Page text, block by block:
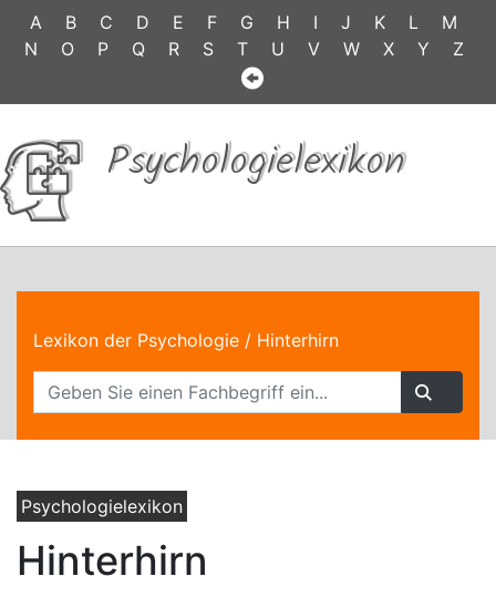
A B C D E F G H I J K L
M
N
O P Q R S T U V W X Y Z
Psychologielexikon
Lexikon der Psychologie / Hinterhirn
Psychologielexikon
Hinterhirn